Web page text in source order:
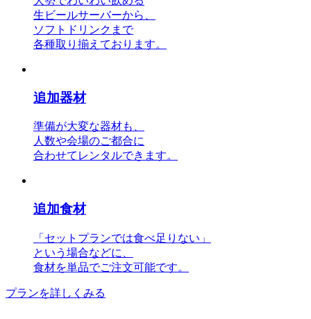
生ビールサーバーから、
ソフトドリンクまで
各種取り揃えております。
追加器材
準備が大変な器材も、
人数や会場のご都合に
合わせてレンタルできます。
追加食材
「セットプランでは食べ足りない」
という場合などに、
食材を単品でご注文可能です。
プランを詳しくみる